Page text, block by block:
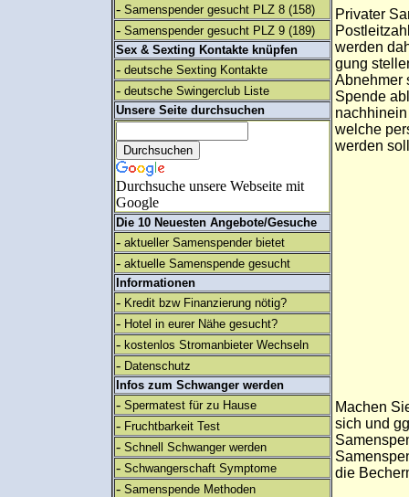
- Samenspender gesucht PLZ 8 (158)
- Samenspender gesucht PLZ 9 (189)
Sex & Sexting Kontakte knüpfen
- deutsche Sexting Kontakte
- deutsche Swingerclub Liste
Unsere Seite durchsuchen
Durchsuche unsere Webseite mit
Google
Die 10 Neuesten Angebote/Gesuche
- aktueller Samenspender bietet
- aktuelle Samenspende gesucht
Informationen
- Kredit bzw Finanzierung nötig?
- Hotel in eurer Nähe gesucht?
- kostenlos Stromanbieter Wechseln
- Datenschutz
Infos zum Schwanger werden
- Spermatest für zu Hause
- Fruchtbarkeit Test
- Schnell Schwanger werden
- Schwangerschaft Symptome
- Samenspende Methoden
Privater
werden
gung
Abnehmer
Spende
welche
werden
Machen
sich und
die